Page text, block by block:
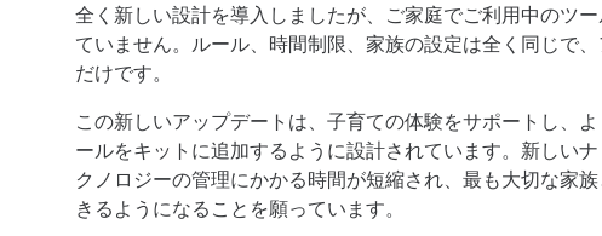
全く新しい設計を導入しましたが、ご家庭でご利用中のツ
ていません。ルール、時間制限、家族の設定は全く同じで
だけです。
この新しいアップデートは、子育ての体験をサポートし、
ールをキットに追加するように設計されています。新しい
クノロジーの管理にかかる時間が短縮され、最も大切な家
きるようになることを願っています。